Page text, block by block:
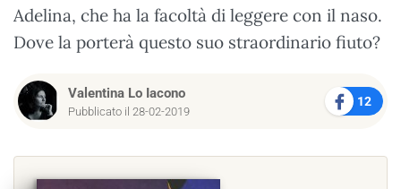
Adelina, che ha la facoltà di leggere con il naso.
Dove la porterà questo suo straordinario fiuto?
Valentina Lo Iacono
Pubblicato il 28-02-2019
12